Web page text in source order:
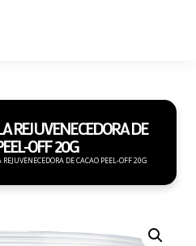
REJUVENECEDORA DE
OFF 20G
DE CACAO PEEL-OFF 20G